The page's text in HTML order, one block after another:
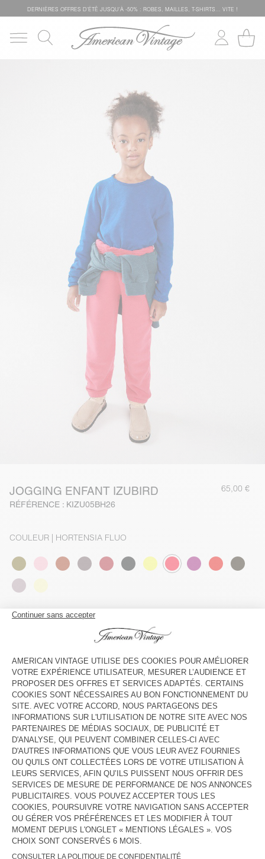
DERNIÈRES OFFRES D'ÉTÊ JUSQU'À -50% : ROBES, MAILLES, T-SHIRTS... VITE !
JOGGING ENFANT IZUBIRD
RÉFÉRENCE : KIZU05BH26
65,00 €
COULEUR | HORTENSIA FLUO
9 11 13
Livraison estiméeentre le mercredi 12 août et le vendredi 14
août
AJOUTER AU PANIER
VOIR LA DISPONIBILITE EN MAGASIN
DESCRIPTION
TAILLE ET COUPE
COMPOSITION
ENTRETIEN
TRAÇABILITÉ